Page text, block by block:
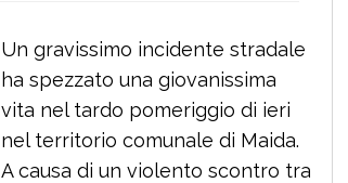
Un gravissimo incidente stradale
ha spezzato una giovanissima
vita nel tardo pomeriggio di ieri
nel territorio comunale di Maida.
A causa di un violento scontro tra